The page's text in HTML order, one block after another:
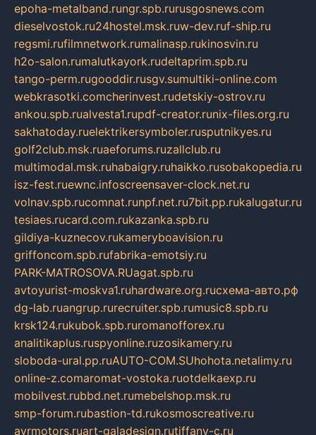
epoha-metalband.rungr.spb.rurusgosnews.com
dieselvostok.ru24hostel.msk.ruw-dev.ruf-ship.ru
regsmi.rufilmnetwork.rumalinasp.rukinosvin.ru
h2o-salon.rumalutkayork.rudeltaprim.spb.ru
tango-perm.rugooddir.rusgv.sumultiki-online.com
webkrasotki.comcherinvest.rudetskiy-ostrov.ru
ankou.spb.rualvesta1.rupdf-creator.runix-files.org.ru
sakhatoday.ruelektrikersymboler.rusputnikyes.ru
golf2club.msk.ruaeforums.ruzallclub.ru
multimodal.msk.ruhabaigry.ruhaikko.rusobakopedia.ru
isz-fest.ruewnc.infoscreensaver-clock.net.ru
volnav.spb.rucomnat.runpf.net.ru7bit.pp.rukalugatur.ru
tesiaes.rucard.com.rukazanka.spb.ru
gildiya-kuznecov.rukameryboavision.ru
griffoncom.spb.rufabrika-emotsiy.ru
PARK-MATROSOVA.RUagat.spb.ru
avtoyurist-moskva1.ruhardware.org.ruсхема-авто.рф
dg-lab.ruangrup.rurecruiter.spb.rumusic8.spb.ru
krsk124.rukubok.spb.ruromanofforex.ru
analitikaplus.ruspyonline.ruzosikamery.ru
sloboda-ural.pp.ruAUTO-COM.SUhohota.netalimy.ru
online-z.comaromat-vostoka.ruotdelkaexp.ru
mobilvest.rubbd.net.rumebelshop.msk.ru
smp-forum.rubastion-td.rukosmoscreative.ru
avrmotors.ruart-galadesign.rutiffany-c.ru